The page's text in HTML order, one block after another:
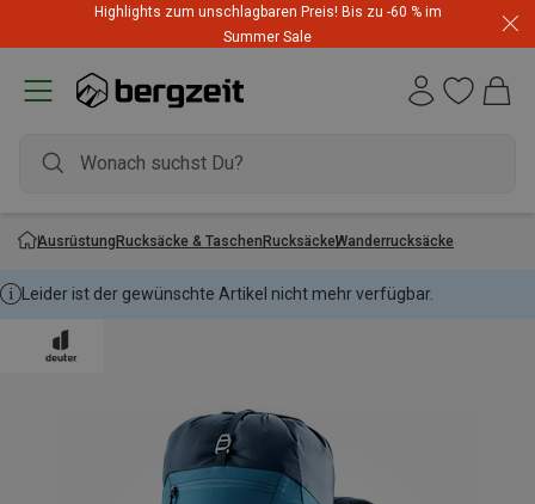
Highlights zum unschlagbaren Preis! Bis zu -60 % im
Summer Sale
AusrüstungRucksäcke & TaschenRucksäckeWanderrucksäcke
Leider ist der gewünschte Artikel nicht mehr verfügbar.